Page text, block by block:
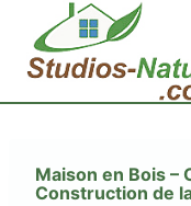
contenu
Maison en Bois –
Construction de